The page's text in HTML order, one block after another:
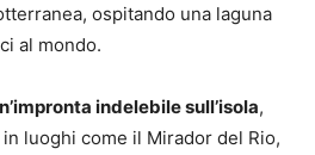
ospitando una laguna
al mondo​​.
indelebile sull’isola,
luoghi come il Mirador del Rio,